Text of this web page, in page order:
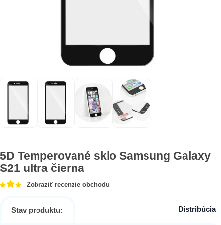
5D Temperované sklo Samsung Galaxy
S21 ultra čierna
Zobraziť recenzie obchodu
Stav produktu: Distribúcia